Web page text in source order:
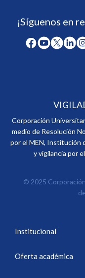
¡Síguenos en
Corporación
medio de Resolución
por el MEN, Institución
y vigilancia por
© 2025
Institucional
Oferta académica